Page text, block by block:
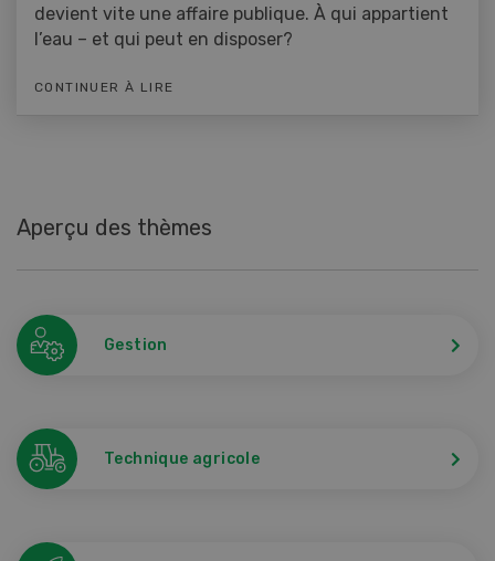
devient vite une affaire publique. À qui appartient
l’eau – et qui peut en disposer?
CONTINUER À LIRE
Aperçu des thèmes
Gestion
Technique agricole